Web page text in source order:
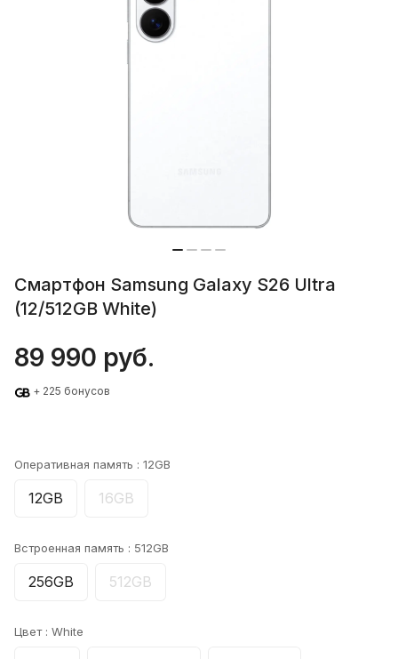
Смартфон Samsung Galaxy S26 Ultra
(12/512GB White)
89 990 руб.
+ 225 бонусов
Оперативная память : 12GB
12GB 16GB
Встроенная память : 512GB
256GB 512GB
Цвет : White